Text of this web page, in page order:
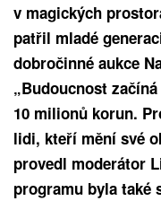
v magických
patřil mladé
dobročinné aukce
„Budoucnost
10 milionů korun.
lidi, kteří mění své
provedl moderátor
programu byla také